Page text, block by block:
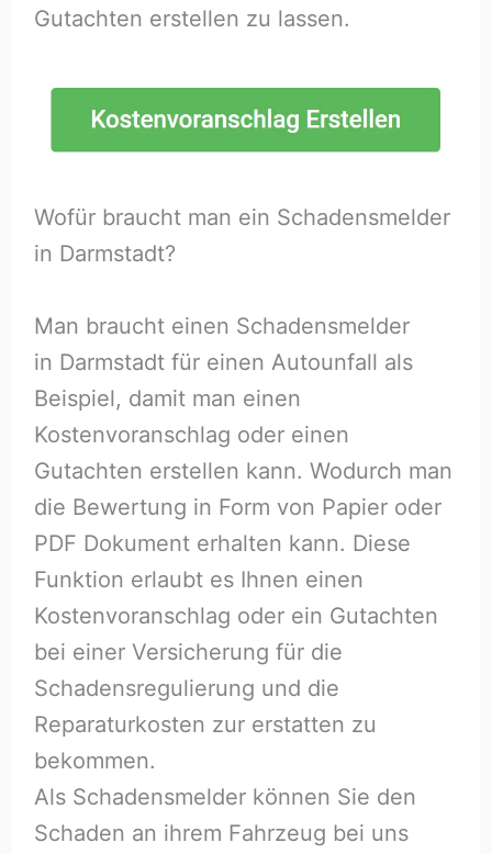
Gutachten erstellen zu lassen.
Wofür braucht man ein Schadensmelder
in Darmstadt?
Man braucht einen Schadensmelder
in Darmstadt für einen Autounfall als
Beispiel, damit man einen
Kostenvoranschlag oder einen
Gutachten erstellen kann. Wodurch man
die Bewertung in Form von Papier oder
PDF Dokument erhalten kann. Diese
Funktion erlaubt es Ihnen einen
Kostenvoranschlag oder ein Gutachten
bei einer Versicherung für die
Schadensregulierung und die
Reparaturkosten zur erstatten zu
bekommen.
Als Schadensmelder können Sie den
Schaden an ihrem Fahrzeug bei uns